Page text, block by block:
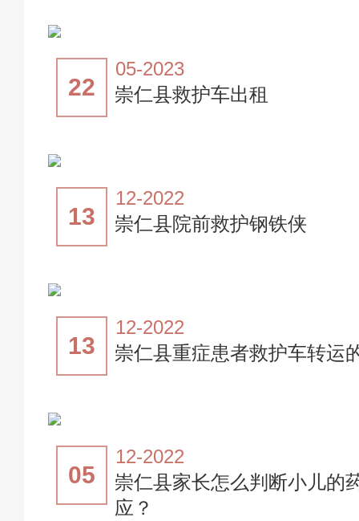
22
05-2023
崇仁县救护车出租
13
12-2022
崇仁县院前救护钢铁侠
13
12-2022
崇仁县重症患者救护车转运
05
12-2022
崇仁县家长怎么判断小儿的
应？